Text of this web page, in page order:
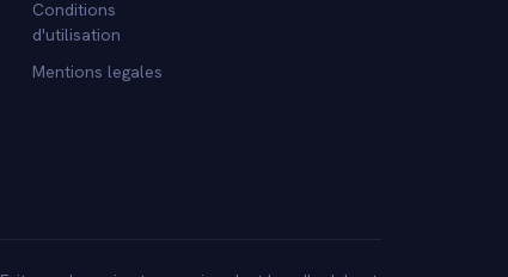
Conditions
d'utilisation
Mentions legales